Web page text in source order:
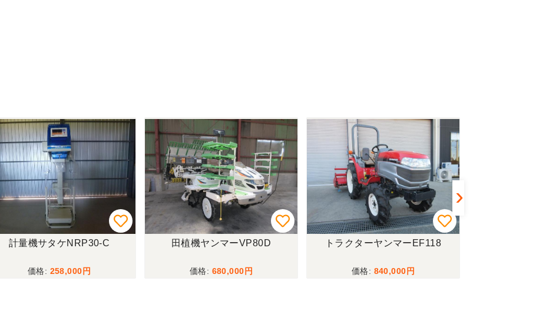
計量機サタケNRP30-C
258,000
田植機ヤンマーVP80D
680,000
トラクターヤンマーEF118
840,000